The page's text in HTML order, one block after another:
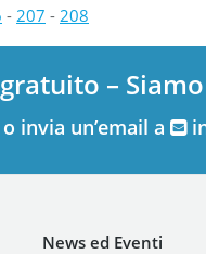
- 207 - 208
–
invia un’email a
News ed Eventi